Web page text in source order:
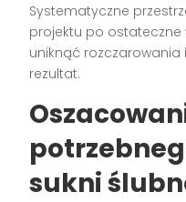
Systematyczne
projektu po ostateczne
uniknąć
rezultat.
sukni